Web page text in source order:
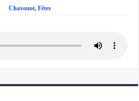
Chavouot,Fêtes